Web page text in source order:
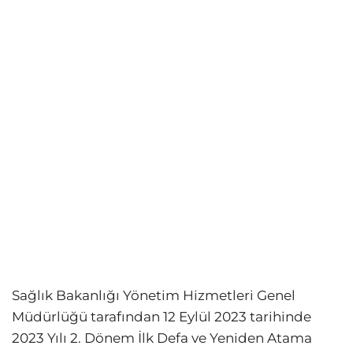
Sağlık Bakanlığı Yönetim Hizmetleri Genel
Müdürlüğü tarafından 12 Eylül 2023 tarihinde
2023 Yılı 2. Dönem İlk Defa ve Yeniden Atama